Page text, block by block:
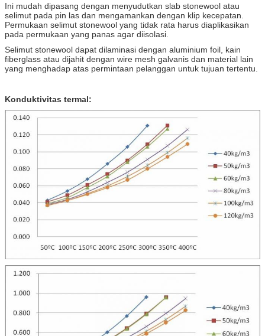
Ini mudah dipasang dengan menyudutkan slab stonewool atau
selimut pada pin las dan mengamankan dengan klip kecepatan.
Permukaan selimut stonewool yang tidak rata harus diaplikasikan
pada permukaan yang panas agar diisolasi.
Selimut stonewool dapat dilaminasi dengan aluminium foil, kain
fiberglass atau dijahit dengan wire mesh galvanis dan material lain
yang menghadap atas permintaan pelanggan untuk tujuan tertentu.
Konduktivitas termal: